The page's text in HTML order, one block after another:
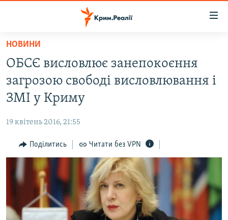
Перейти
основного
матеріалу
Перейти
до
основної
Перейти
до
пошуку
ВІДЕО ТА ФОТО
БЛОГИ
ПОГЛЯД
ІНТЕРВ'Ю
ВСЕ ЗА ДЕНЬ
СПЕЦПРОЕКТИ
НОВИНИ
ОБСЄ висловлює занепокоєння
загрозою свободі висловлювання і
ЗМІ у Криму
19 квітень 2016, 21:55
Поділитись Читати без VPN